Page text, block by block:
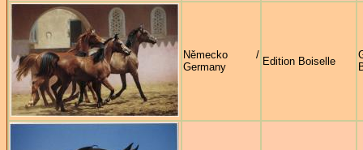
Německo /
Germany
Edition Boiselle